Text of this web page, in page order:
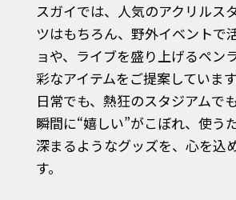
スガイでは、人気のアクリルス
ツはもちろん、野外イベントで
ョや、ライブを盛り上げるペン
彩なアイテムをご提案しています
日常でも、熱狂のスタジアムで
瞬間に“嬉しい”がこぼれ、使う
深まるようなグッズを、心を込
す。